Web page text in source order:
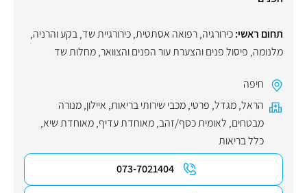
תחום ראשי:כירורגיה,רפואה אסתטית,כירורגיית שד,בקע והרניה,
מלנומה, פיסול פנים והצערת עור הפנים והצוואר,מחלות שד
חיפה
הראל,מגדל, פרטי,מכבי שירותי בריאות, איילון,מנורה
מבטחים, לאומית כסף/זהב,מאוחדת עדיף,מאוחדת שיא,
כלל בריאות
073-7021404